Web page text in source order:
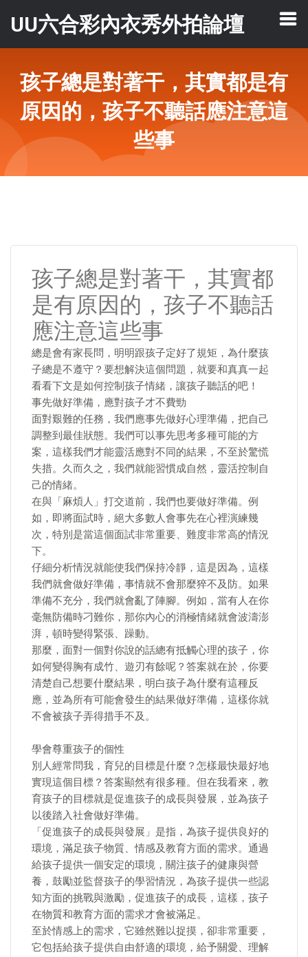
UU六合彩內衣秀外拍論壇
孩子總是對著干，其實都是有
原因的，孩子不聽話應注意這
些事
孩子總是對著干，其實都
是有原因的，孩子不聽話
應注意這些事
總是會有家長問，明明跟孩子定好了規矩，為什麼孩
子總是不遵守？要想解決這個問題，就要和真真一起
看看下文是如何控制孩子情緒，讓孩子聽話的吧！
事先做好準備，應對孩子才不費勁
面對艱難的任務，我們應事先做好心理準備，把自己
調整到最佳狀態。我們可以事先思考多種可能的方
案，這樣我們才能靈活應對不同的結果，不至於驚慌
失措。久而久之，我們就能習慣成自然，靈活控制自
己的情緒。
在與「麻煩人」打交道前，我們也要做好準備。例
如，即將面試時，絕大多數人會事先在心裡演練幾
次，特別是當這個面試非常重要、難度非常高的情況
下。
仔細分析情況就能使我們保持冷靜，這是因為，這樣
我們就會做好準備，事情就不會那麼猝不及防。如果
準備不充分，我們就會亂了陣腳。例如，當有人在你
毫無防備時刁難你，那你內心的消極情緒就會波濤澎
湃，頓時變得緊張、躁動。
那麼，面對一個對你說的話總有抵觸心理的孩子，你
如何變得胸有成竹、遊刃有餘呢？答案就在於，你要
清楚自己想要什麼結果，明白孩子為什麼有這種反
應，並為所有可能會發生的結果做好準備，這樣你就
不會被孩子弄得措手不及。
學會尊重孩子的個性
別人經常問我，育兒的目標是什麼？怎樣最快最好地
實現這個目標？答案顯然有很多種。但在我看來，教
育孩子的目標就是促進孩子的成長與發展，並為孩子
以後踏入社會做好準備。
「促進孩子的成長與發展」是指，為孩子提供良好的
環境，滿足孩子物質、情感及教育方面的需求。通過
給孩子提供一個安定的環境，關注孩子的健康與營
養，鼓勵並監督孩子的學習情況，為孩子提供一些認
知方面的挑戰與激勵，促進孩子的成長，這樣，孩子
在物質和教育方面的需求才會被滿足。
至於情感上的需求，它雖然難以捉摸，卻非常重要，
它包括給孩子提供自由舒適的環境，給予關愛、理解